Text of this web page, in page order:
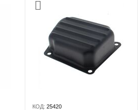
КОД: 25420